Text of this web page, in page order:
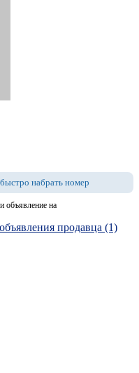
набрать номер
объявление на
продавца (1)